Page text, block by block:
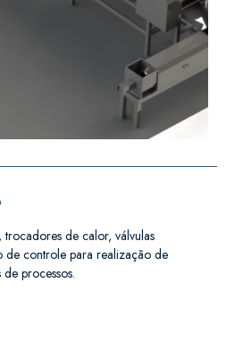
de calor, válvulas
de controle para realização de
processos.